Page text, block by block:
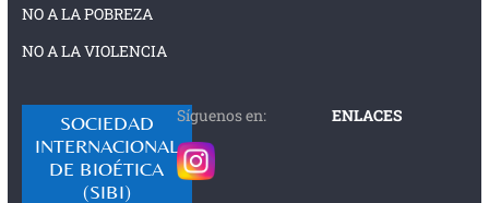
NO A LA POBREZA
NO A LA VIOLENCIA
SOCIEDAD
INTERNACIONAL
DE BIOÉTICA
(SIBI)
Síguenos en: ENLACES